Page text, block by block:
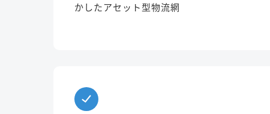
かしたアセット型物流網